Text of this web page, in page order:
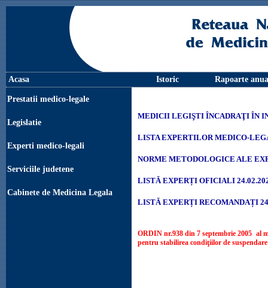
Acasa Istoric Rapoarte
Prestatii medico-legale
Legislatie
Experti medico-legali
Serviciile judetene
Cabinete de Medicina Legala
MEDICII LEGIŞTI ÎNCADRAŢI ÎN
LISTA EXPERTILOR MEDICO-
NORME METODOLOGICE ALE
LISTĂ EXPERȚI OFICIALI
LISTĂ EXPERȚI RECOMANDAȚI
ORDIN nr.938 din 7 septembrie 2005 al
pentru stabilirea condiţiilor de